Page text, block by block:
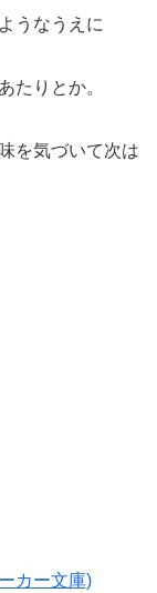
うなうえに
たりとか。
を気づいて次は
カー文庫)